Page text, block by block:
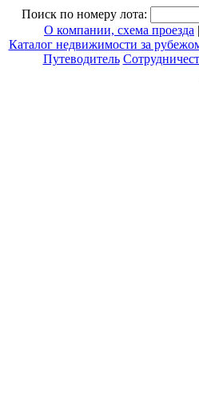
Поиск по номеру лота:
О компании, схема проезда
Каталог недвижимости за
Путеводитель